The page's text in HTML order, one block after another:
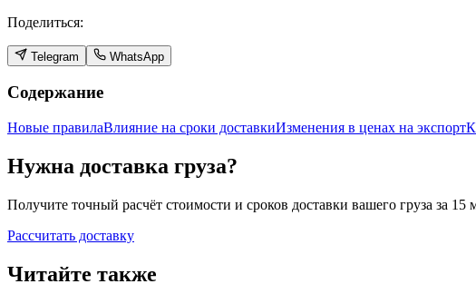
Поделиться:
Telegram WhatsApp
Содержание
Новые правилаВлияние на сроки доставкиИзменения в ценах на экспорт
Нужна доставка груза?
Получите точный расчёт стоимости и сроков доставки вашего груза за 15
Рассчитать доставку
Читайте также